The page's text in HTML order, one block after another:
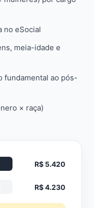
no eSocial
meia-idade e
fundamental ao pós-
× raça)
R$ 5.420
R$ 4.230